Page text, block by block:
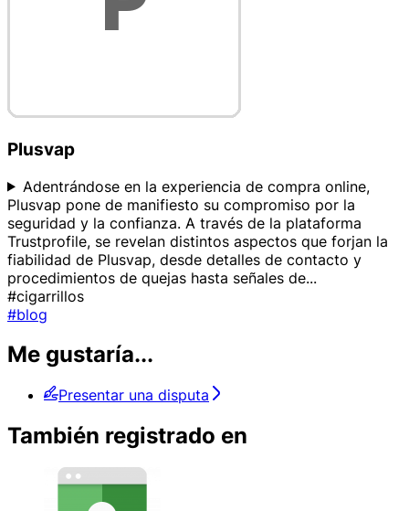
Plusvap
Adentrándose en la experiencia de compra online,
Plusvap pone de manifiesto su compromiso por la
seguridad y la confianza. A través de la plataforma
Trustprofile, se revelan distintos aspectos que forjan la
fiabilidad de Plusvap, desde detalles de contacto y
procedimientos de quejas hasta señales de...
#cigarrillos
#blog
Me gustaría...
Presentar una disputa
También registrado en